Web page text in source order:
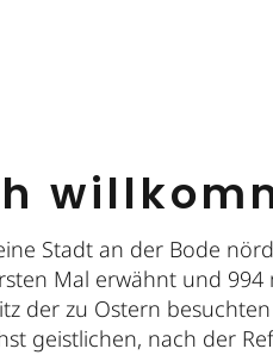
Stadt an der Bode
Mal erwähnt und
der zu Ostern besuchten
geistlichen, nach der